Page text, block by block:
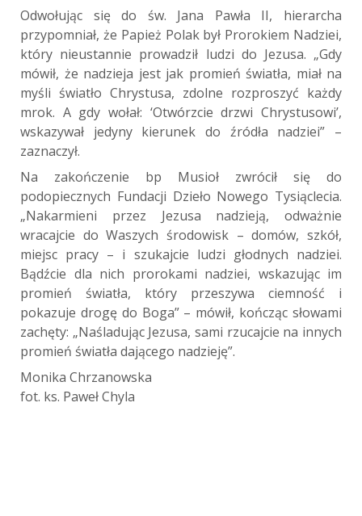
Odwołując się do św. Jana Pawła II, hierarcha
przypomniał, że Papież Polak był Prorokiem Nadziei,
który nieustannie prowadził ludzi do Jezusa. „Gdy
mówił, że nadzieja jest jak promień światła, miał na
myśli światło Chrystusa, zdolne rozproszyć każdy
mrok. A gdy wołał: ‘Otwórzcie drzwi Chrystusowi’,
wskazywał jedyny kierunek do źródła nadziei” –
zaznaczył.
Na zakończenie bp Musioł zwrócił się do
podopiecznych Fundacji Dzieło Nowego Tysiąclecia.
„Nakarmieni przez Jezusa nadzieją, odważnie
wracajcie do Waszych środowisk – domów, szkół,
miejsc pracy – i szukajcie ludzi głodnych nadziei.
Bądźcie dla nich prorokami nadziei, wskazując im
promień światła, który przeszywa ciemność i
pokazuje drogę do Boga” – mówił, kończąc słowami
zachęty: „Naśladując Jezusa, sami rzucajcie na innych
promień światła dającego nadzieję”.
Monika Chrzanowska
fot. ks. Paweł Chyla